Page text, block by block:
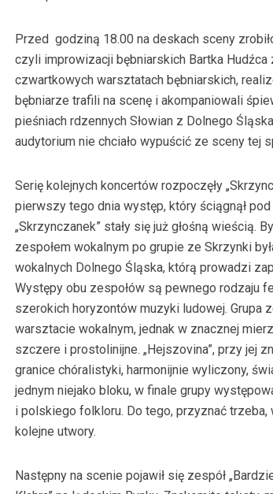
Przed godziną 18.00 na deskach sceny
czyli improwizacji bębniarskich Bartka
czwartkowych warsztatach bębniarskich,
bębniarze trafili na scenę i akompaniowali
pieśniach rdzennych Słowian z Dolnego
audytorium nie chciało wypuścić ze sceny tej
Serię kolejnych koncertów rozpoczęły
pierwszy tego dnia występ, który ściągnął
„Skrzynczanek” stały się już głośną wieścią.
zespołem wokalnym po grupie ze Skrzynki
wokalnych Dolnego Śląska, którą prowadzi
Występy obu zespołów są pewnego rodzaju
szerokich horyzontów muzyki ludowej. Grupa
warsztacie wokalnym, jednak w znacznej
szczere i prostolinijne. „Hejszovina”, przy jej
granice chóralistyki, harmonijnie wyliczony,
jednym niejako bloku, w finale grupy
i polskiego folkloru. Do tego, przyznać
kolejne utwory.
Następny na scenie pojawił się zespół